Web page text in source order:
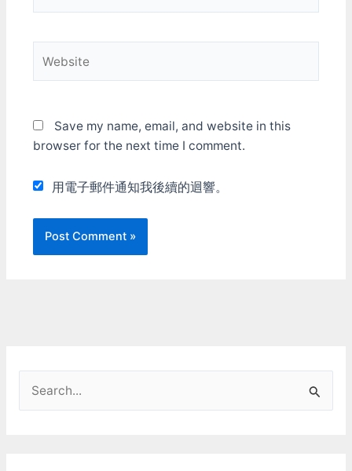
Save my name, email, and website in this
browser for the next time I comment.
用電子郵件通知我後續的迴響。
e